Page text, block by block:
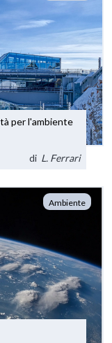
per l'ambiente
di L. Ferrari
Ambiente